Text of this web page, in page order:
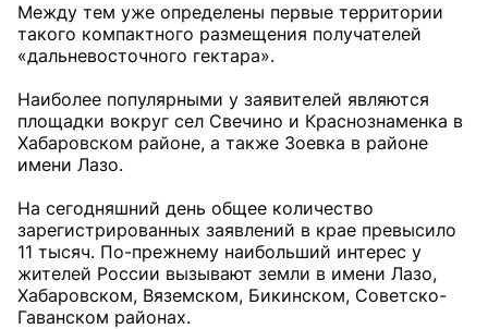
Между тем уже определены первые территории
такого компактного размещения получателей
«дальневосточного гектара».
Наиболее популярными у заявителей являются
площадки вокруг сел Свечино и Краснознаменка в
Хабаровском районе, а также Зоевка в районе
имени Лазо.
На сегодняшний день общее количество
зарегистрированных заявлений в крае превысило
11 тысяч. По-прежнему наибольший интерес у
жителей России вызывают земли в имени Лазо,
Хабаровском, Вяземском, Бикинском, Советско-
Гаванском районах.